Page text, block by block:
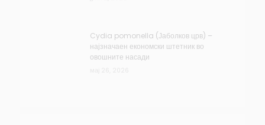
Cydia pomonella (Јаболков црв) –
најзначаен економски штетник во
овошните насади